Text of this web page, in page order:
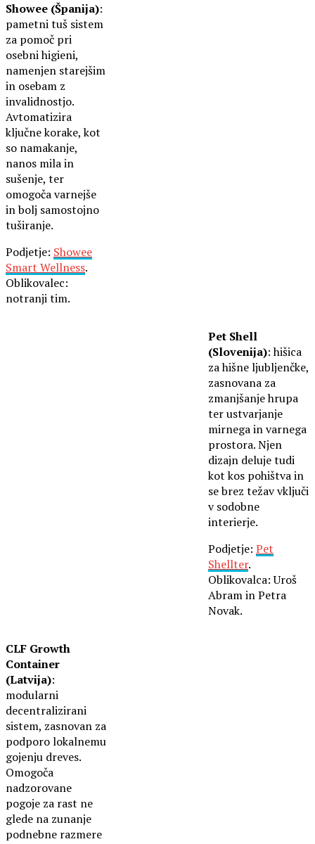
Showee (Španija):
pametni tuš sistem
za pomoč pri
osebni higieni,
namenjen starejšim
in osebam z
invalidnostjo.
Avtomatizira
ključne korake, kot
so namakanje,
nanos mila in
sušenje, ter
omogoča varnejše
in bolj samostojno
tuširanje.
Podjetje: Showee
Smart Wellness.
Oblikovalec:
notranji tim.
Pet Shell
(Slovenija): hišica
za hišne ljubljenčke,
zasnovana za
zmanjšanje hrupa
ter ustvarjanje
mirnega in varnega
prostora. Njen
dizajn deluje tudi
kot kos pohištva in
se brez težav vključi
v sodobne
interierje.
Podjetje: Pet
Shellter.
Oblikovalca: Uroš
Abram in Petra
Novak.
CLF Growth
Container
(Latvija):
modularni
decentralizirani
sistem, zasnovan za
podporo lokalnemu
gojenju dreves.
Omogoča
nadzorovane
pogoje za rast ne
glede na zunanje
podnebne razmere